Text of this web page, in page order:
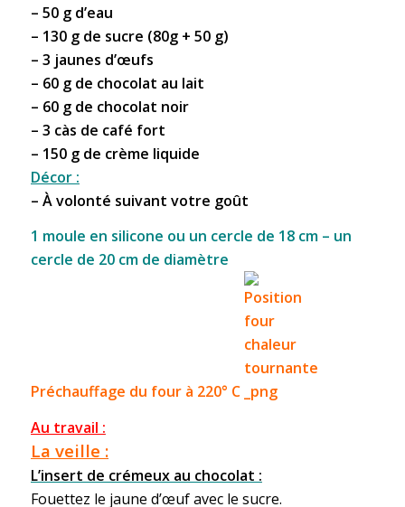
– 50 g d’eau
– 130 g de sucre (80g + 50 g)
– 3 jaunes d’œufs
– 60 g de chocolat au lait
– 60 g de chocolat noir
– 3 càs de café fort
– 150 g de crème liquide
Décor :
– À volonté suivant votre goût
1 moule en silicone ou un cercle de 18 cm – un
cercle de 20 cm de diamètre
Préchauffage du four à 220° C
Au travail :
La veille :
L’insert de crémeux au chocolat :
Fouettez le jaune d’œuf avec le sucre.